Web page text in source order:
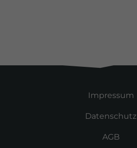
Impressum
Datenschutz
AGB